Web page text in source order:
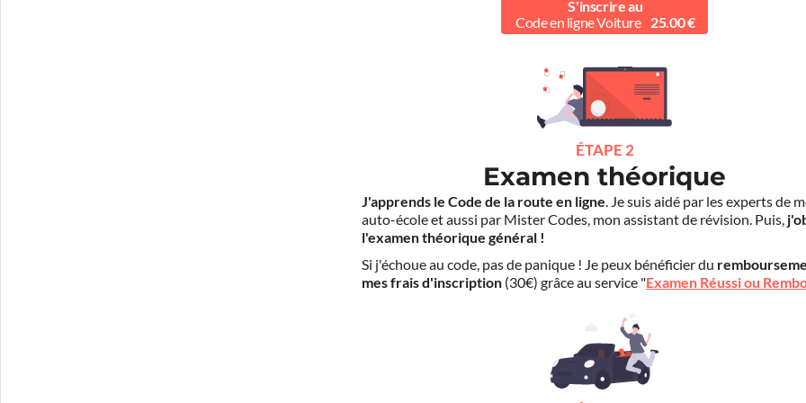
S'inscrire au
Code en ligne Voiture
25.00 €
ÉTAPE 2
Examen théorique
J'apprends le Code de la route en ligne. Je suis aidé par les experts de
auto-école et aussi par Mister Codes, mon assistant de révision. Puis,
l'examen théorique général !
Si j'échoue au code, pas de panique ! Je peux bénéficier du
mes frais d'inscription (30€) grâce au service "Examen Réussi ou